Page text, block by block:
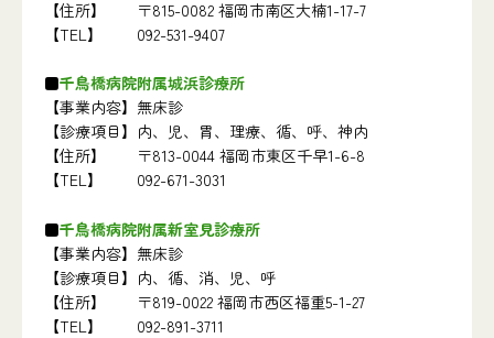
【住所】
〒815-0082 福岡市南区大楠1-17-7
【TEL】
092-531-9407
千鳥橋病院附属城浜診療所
【事業内容】 無床診
【診療項目】 内、児、胃、理療、循、呼、神内
【住所】
〒813-0044 福岡市東区千早1-6-8
【TEL】
092-671-3031
千鳥橋病院附属新室見診療所
【事業内容】 無床診
【診療項目】 内、循、消、児、呼
【住所】
〒819-0022 福岡市西区福重5-1-27
【TEL】
092-891-3711